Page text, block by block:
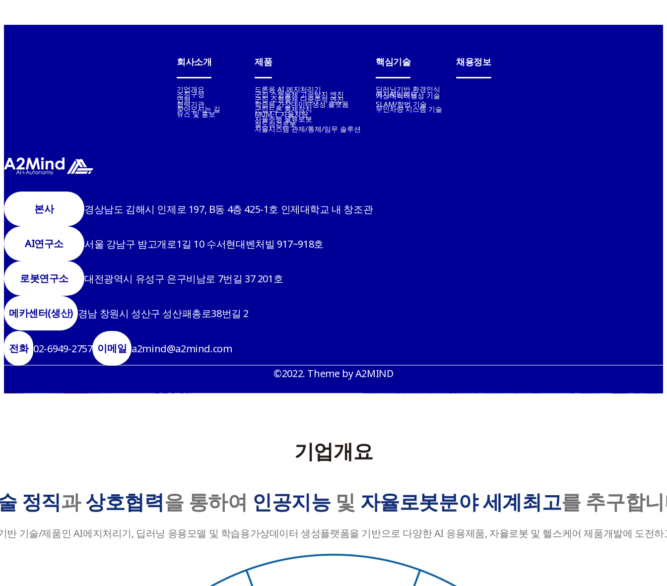
회사소개
기업개요
조직구성
연혁
협력기관
찾아오시는 길
뉴스 및 홍보
제품
드론용 AI 에지처리기
군집 소형물체 고속탐지 엔진
군집 소형물체 다중추적 엔진
학습용 가상데이터생성 플랫폼
군집드론 통제장치
MUM-T 자율차량
자율주행 물류로봇
철도점검로봇
자율시스템 관제/통제/임무 솔루션
핵심기술
딥러닝기반 환경인식
에지AI임베딩
가상데이터생성 기술
SLAM/항법 기술
무인차량 시스템 기술
채용정보
본사 경상남도 김해시 인제로 197, B동 4층 425-1호 인제대학교 내 창조관
AI연구소 서울 강남구 밤고개로1길 10 수서현대벤처빌 917~918호
로봇연구소 대전광역시 유성구 은구비남로 7번길 37 201호
메카센터(생산) 경남 창원시 성산구 성산패총로38번길 2
전화 02-6949-2757 이메일 a2mind@a2mind.com
©2022. Theme by A2MIND
회사소개
기업개요
정직과상호협력을 통하여 인공지능 및 자율로봇분야 세계최고를 추구합
반 기술/제품인 AI에지처리기, 딥러닝 응용모델 및 학습용가상데이터 생성플랫폼을 기반으로 다양한 AI 응용제품, 자율로봇 및 헬스케어 제품개발에 도전하